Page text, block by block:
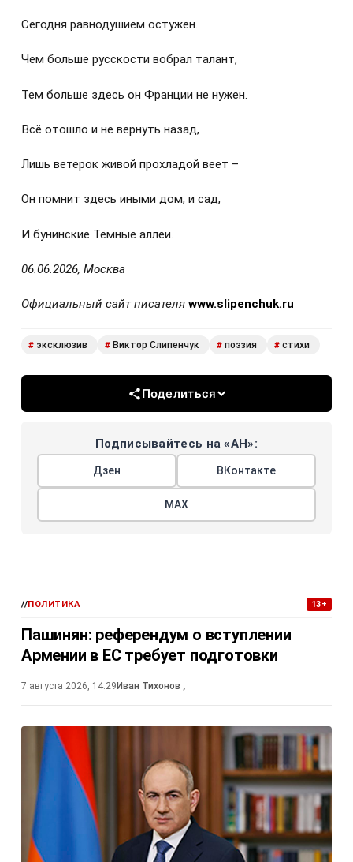
Сегодня равнодушием остужен.
Чем больше русскости вобрал талант,
Тем больше здесь он Франции не нужен.
Всё отошло и не вернуть назад,
Лишь ветерок живой прохладой веет –
Он помнит здесь иными дом, и сад,
И бунинские Тёмные аллеи.
06.06.2026, Москва
Официальный сайт писателя www.slipenchuk.ru
# эксклюзив # Виктор Слипенчук # поэзия # стихи
Поделиться
Подписывайтесь на «АН»:
Дзен ВКонтакте
МАХ
//ПОЛИТИКА 13+
Пашинян: референдум о вступлении
Армении в ЕС требует подготовки
7 августа 2026, 14:29 Иван Тихонов ,